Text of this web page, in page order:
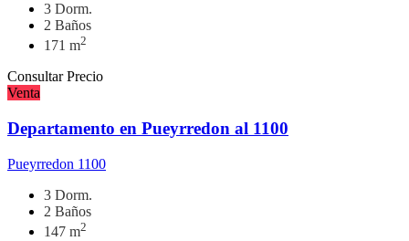
3 Dorm.
2 Baños
171 m2
Consultar Precio
Venta
Departamento en Pueyrredon al 1100
Pueyrredon 1100
3 Dorm.
2 Baños
147 m2